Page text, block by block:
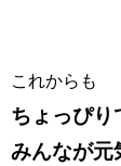
これからも
ちょっぴり
みんなが元